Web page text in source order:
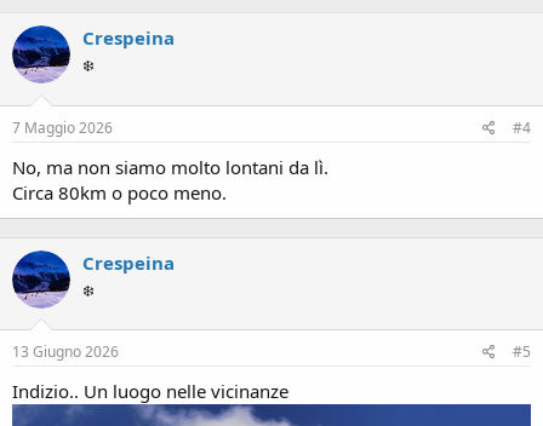
Crespeina
❄️
7 Maggio 2026 #4
No, ma non siamo molto lontani da lì.
Circa 80km o poco meno.
Crespeina
❄️
13 Giugno 2026 #5
Indizio.. Un luogo nelle vicinanze